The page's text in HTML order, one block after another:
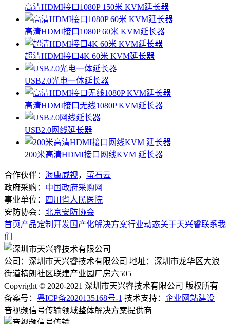
高清HDMI接口1080P 150米 KVM延长器
高清HDMI接口1080P 60米 KVM延长器
超清HDMI接口4K 60米 KVM延长器
USB2.0光电一体延长器
高清HDMI接口无线1080P KVM延长器
USB2.0网线延长器
200米高清HDMI接口网线KVM 延长器
合作伙伴： 海康威视， 萤石云
政府采购： 中国政府采购网
事业单位：
四川省人民医院
安防协会： 北京安防协会
首页产品定制开发 国产化解决方案行业动态关于天兴睿联系我
们
公司：深圳市天兴睿技术有限公司 地址：深圳市龙华区大浪
街道横朗社区联建产业园厂房六505
Copyright © 2020-2021 深圳市天兴睿技术有限公司 版权所有
备案号： 粤ICP备2020135168号-1 技术支持： 企业网站建设
音视频信号传输领域整体解决方案提供商